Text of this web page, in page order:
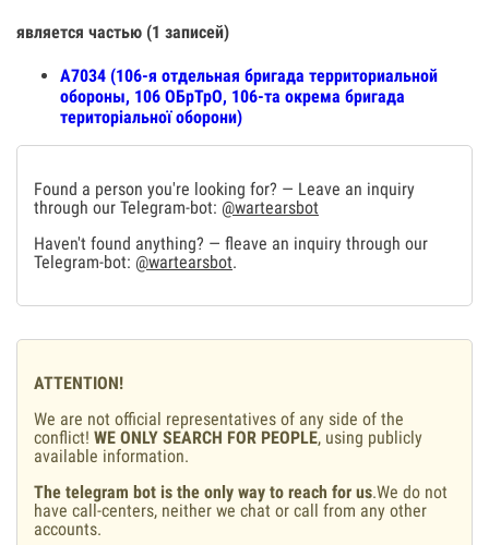
является частью (1 записей)
A7034 (106-я отдельная бригада территориальной
обороны, 106 ОБрТрО, 106-та окрема бригада
територіальної оборони)
Found a person you're looking for? — Leave an inquiry
through our Telegram-bot: @wartearsbot
Haven't found anything? — fleave an inquiry through our
Telegram-bot: @wartearsbot.
ATTENTION!
We are not official representatives of any side of the
conflict! WE ONLY SEARCH FOR PEOPLE, using publicly
available information.
The telegram bot is the only way to reach for us.We do not
have call-centers, neither we chat or call from any other
accounts.